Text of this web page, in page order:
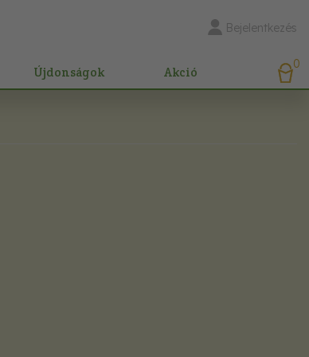
Bejelentkezés
Újdonságok Akció
0